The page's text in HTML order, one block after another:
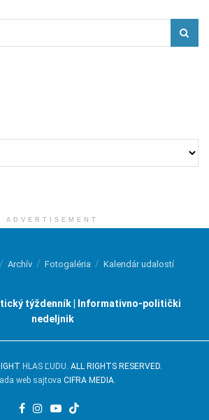
ADVERTISEMENT
Archív Fotogaléria Kalendár udalostí
týždenník | Informativno-politički
nedeljnik
HLAS ĽUDU . ALL RIGHTS RESERVED.
web sajtova CIFRA MEDIA.